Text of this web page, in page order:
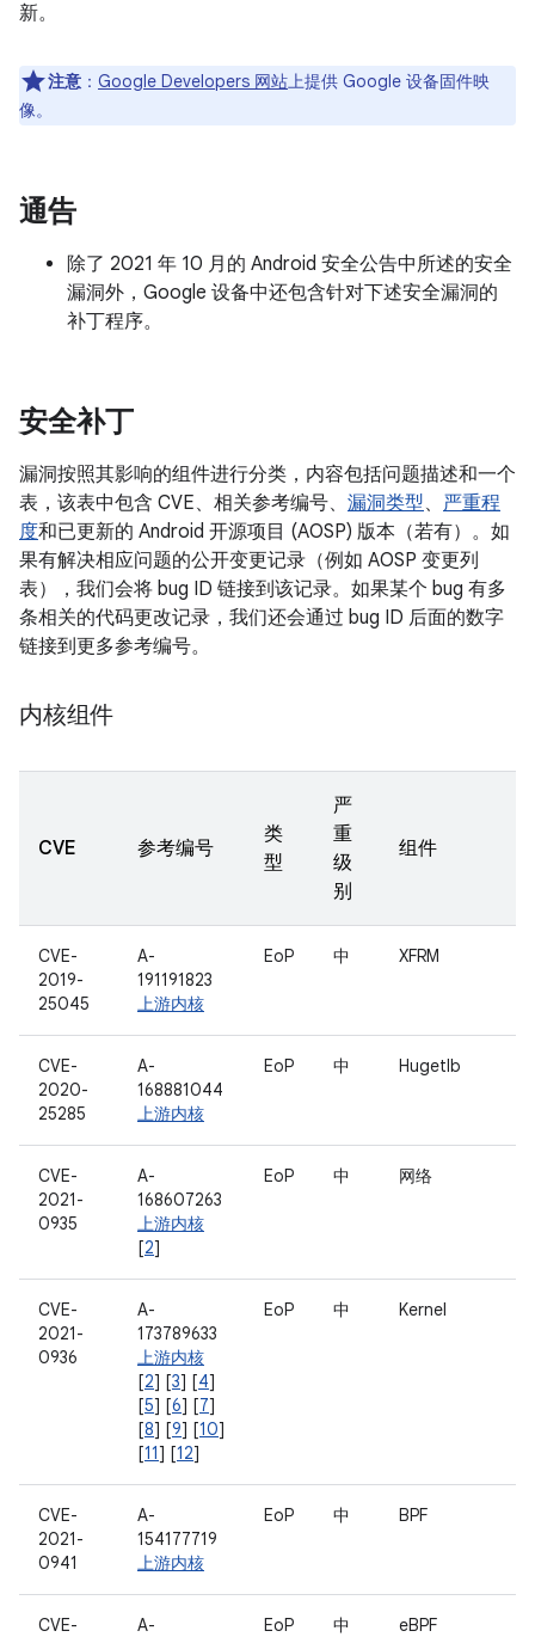
新。
注意 ： Google Developers 网站上提供 Google 设备固件映
像。
通告
除了 2021 年 10 月的 Android 安全公告中所述的安全
漏洞外，Google 设备中还包含针对下述安全漏洞的
补丁程序。
安全补丁
漏洞按照其影响的组件进行分类，内容包括问题描述和一个
表，该表中包含 CVE、相关参考编号、 漏洞类型、 严重程
度和已更新的 Android 开源项目 (AOSP) 版本（若有）。如
果有解决相应问题的公开变更记录（例如 AOSP 变更列
表），我们会将 bug ID 链接到该记录。如果某个 bug 有多
条相关的代码更改记录，我们还会通过 bug ID 后面的数字
链接到更多参考编号。
内核组件
CVE 参考编号
类
型
严
重
级
别
组件
CVE-
2019-
25045
A-
191191823
上游内核
EoP 中 XFRM
CVE-
2020-
25285
A-
168881044
上游内核
EoP 中 Hugetlb
CVE-
2021-
0935
A-
168607263
上游内核
[2]
EoP 中 网络
CVE-
2021-
0936
A-
173789633
上游内核
[2] [3] [4]
[5] [6] [7]
[8] [9] [10]
[11] [12]
EoP 中 Kernel
CVE-
2021-
0941
A-
154177719
上游内核
EoP 中 BPF
CVE-
A-
EoP 中 eBPF